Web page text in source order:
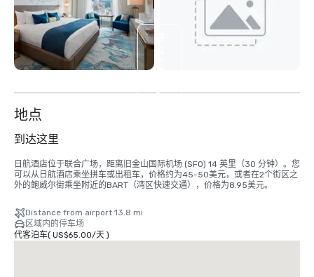
5
地点
到达这里
日航酒店位于联合广场，距离旧金山国际机场 (SFO) 14 英里（30 分钟）。您
可以从日航酒店乘坐拼车或出租车，价格约为45-50美元，或者在2个街区之
外的鲍威尔街乘坐附近的BART（湾区快速交通），价格为8.95美元。
Distance from airport 13.8 mi
区域内的停车场
代客泊车( US$65.00/天)